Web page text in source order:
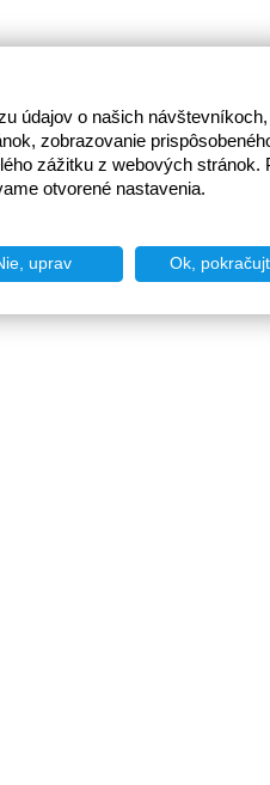
údajov o našich
zobrazovanie
zážitku z webových stránok.
otvorené nastavenia.
uprav Ok,